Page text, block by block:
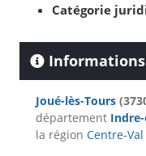
Catégorie
Joué-lès-Tours
département
la région Centre-